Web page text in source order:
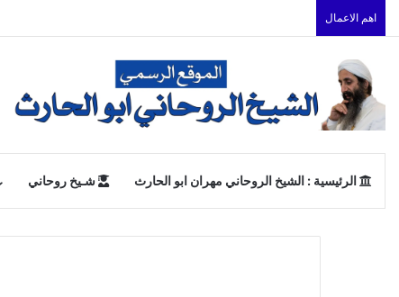
اهم الاعمال
الرئيسية : الشيخ الروحاني مهران ابو الحارث شـيخ روحاني